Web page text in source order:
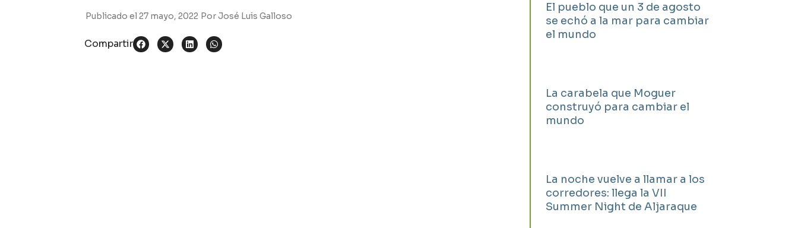
Publicado el 27 mayo, 2022 PorJosé Luis Galloso
Compartir
El pueblo que un 3 de agosto
se echó a la mar para cambiar
el mundo
La carabela que Moguer
construyó para cambiar el
mundo
La noche vuelve a llamar a los
corredores: llega la VII
Summer Night de Aljaraque